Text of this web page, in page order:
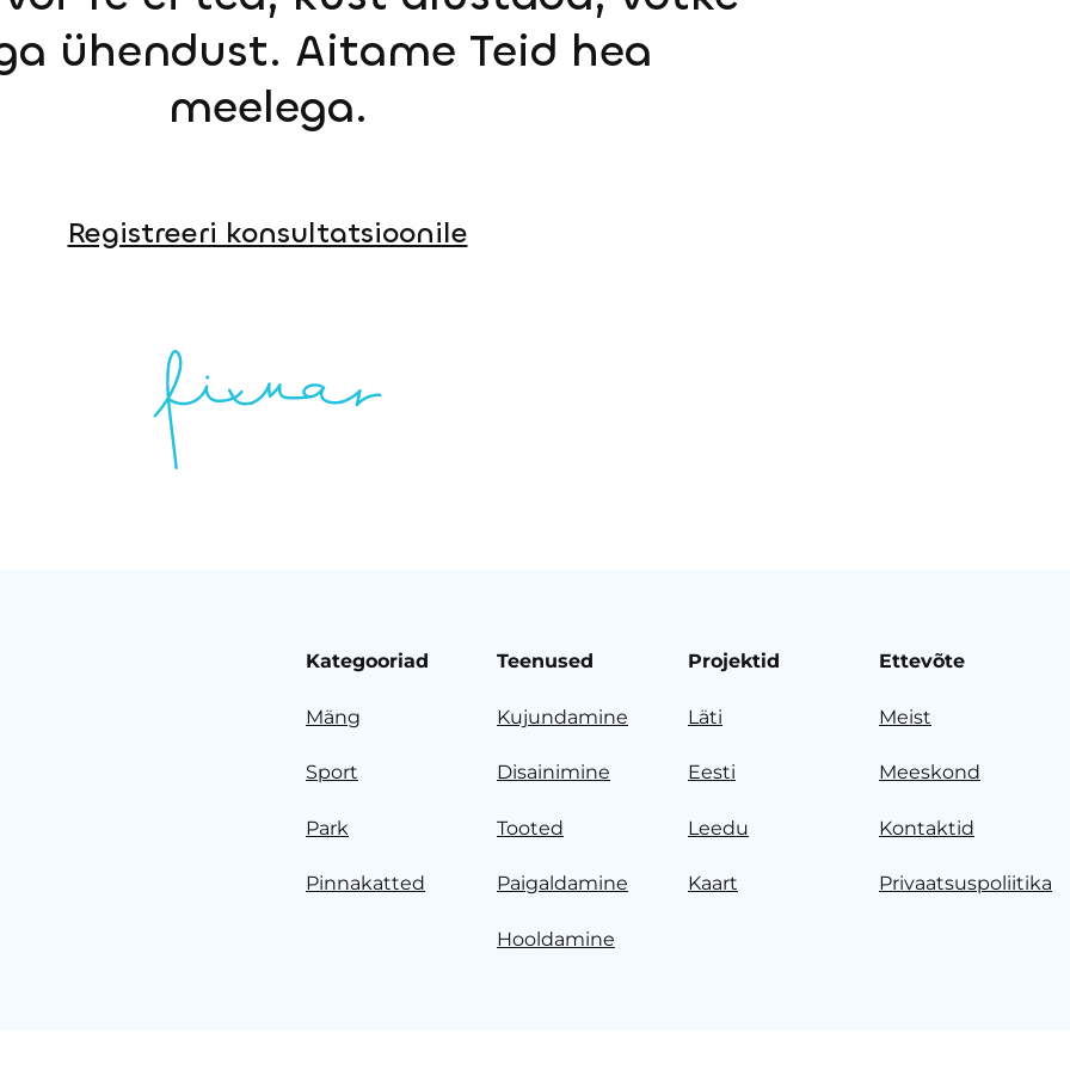
ühendust. Aitame Teid hea
meelega.
Registreeri konsultatsioonile
Kategooriad
Mäng
Sport
Park
Pinnakatted
Teenused
Kujundamine
Disainimine
Tooted
Paigaldamine
Hooldamine
Projektid
Läti
Eesti
Leedu
Kaart
Ettevõte
Meist
Meeskond
Kontaktid
Privaatsuspoliitika